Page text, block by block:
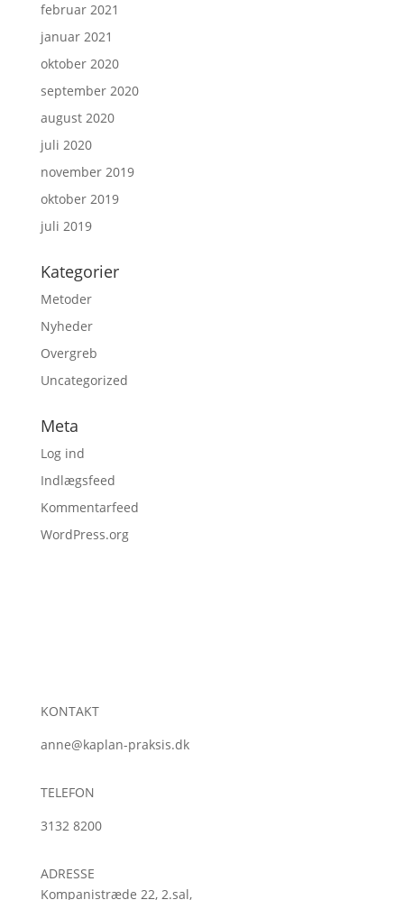
februar 2021
januar 2021
oktober 2020
september 2020
august 2020
juli 2020
november 2019
oktober 2019
juli 2019
Kategorier
Metoder
Nyheder
Overgreb
Uncategorized
Meta
Log ind
Indlægsfeed
Kommentarfeed
WordPress.org
KONTAKT
anne@kaplan-praksis.dk
TELEFON
3132 8200
ADRESSE
Kompanistræde 22, 2.sal,